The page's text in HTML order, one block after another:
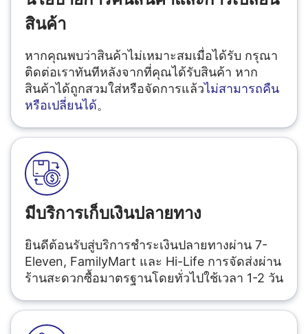
สินค้า
หากคุณพบว่าสินค้าไม่เหมาะสมเมื่อได้รับ กรุณา
ติดต่อเราทันทีหลังจากที่คุณได้รับสินค้า หาก
สินค้าได้ถูกสวมใส่หรือจัดการแล้วไม่สามารถคืน
หรือเปลี่ยนได้。
มีบริการเก็บเงินปลายทาง
ยินดีต้อนรับสู่บริการชำระเงินปลายทางผ่าน 7-
Eleven, FamilyMart และ Hi-Life การจัดส่งผ่าน
ร้านสะดวกซื้อมาตรฐานโดยทั่วไปใช้เวลา 1-2 วัน